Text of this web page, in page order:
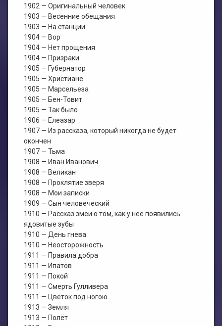
1902 — Оригинальный человек
1903 — Весенние обещания
1903 — На станции
1904 — Вор
1904 — Нет прощения
1904 — Призраки
1905 — Губернатор
1905 — Христиане
1905 — Марсельеза
1905 — Бен-Товит
1905 — Так было
1906 — Елеазар
1907 — Из рассказа, который никогда не будет
окончен
1907 — Тьма
1908 — Иван Иванович
1908 — Великан
1908 — Проклятие зверя
1908 — Мои записки
1909 — Сын человеческий
1910 — Рассказ змеи о том, как у неё появились
ядовитые зубы
1910 — День гнева
1910 — Неосторожность
1911 — Правила добра
1911 — Ипатов
1911 — Покой
1911 — Смерть Гулливера
1911 — Цветок под ногою
1913 — Земля
1913 — Полёт